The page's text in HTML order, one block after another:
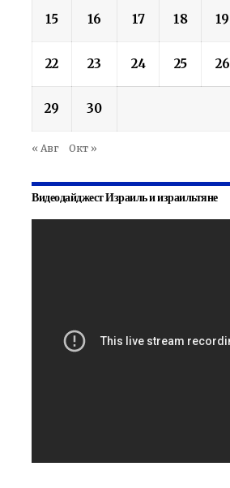
15 16 17 18 19
22 23 24 25 26
29 30
« Авг Окт »
Видеодайджест Израиль и израильтяне